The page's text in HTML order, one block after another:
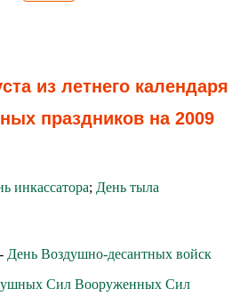
из летнего календаря
праздников на 2009
инкассатора; День тыла
День Воздушно-десантных войск
Сил Вооруженных Сил